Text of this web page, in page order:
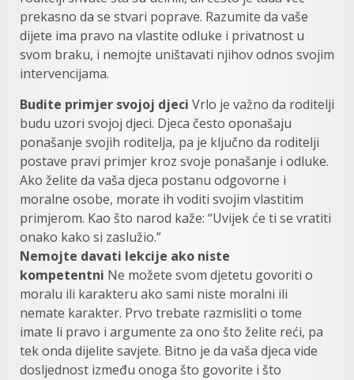
prekasno da se stvari poprave. Razumite da vaše
dijete ima pravo na vlastite odluke i privatnost u
svom braku, i nemojte uništavati njihov odnos svojim
intervencijama.
Budite primjer svojoj djeci Vrlo je važno da roditelji
budu uzori svojoj djeci. Djeca često oponašaju
ponašanje svojih roditelja, pa je ključno da roditelji
postave pravi primjer kroz svoje ponašanje i odluke.
Ako želite da vaša djeca postanu odgovorne i
moralne osobe, morate ih voditi svojim vlastitim
primjerom. Kao što narod kaže: “Uvijek će ti se vratiti
onako kako si zaslužio.”
Nemojte davati lekcije ako niste
kompetentni Ne možete svom djetetu govoriti o
moralu ili karakteru ako sami niste moralni ili
nemate karakter. Prvo trebate razmisliti o tome
imate li pravo i argumente za ono što želite reći, pa
tek onda dijelite savjete. Bitno je da vaša djeca vide
dosljednost između onoga što govorite i što